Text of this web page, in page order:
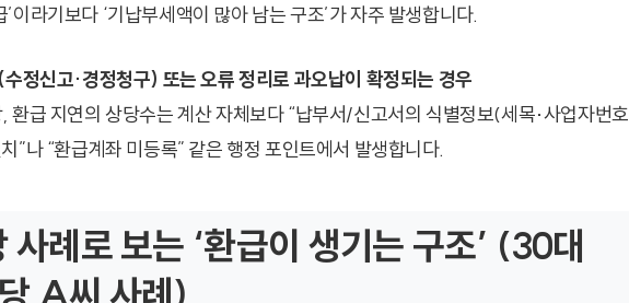
’이라기보다 ‘기납부세액이 많아 남는 구조’가 자주 발생합니다.
정신고·경정청구) 또는 오류 정리로 과오납이 확정되는 경우
환급 지연의 상당수는 계산 자체보다 “납부서/신고서의 식별정보(세목·사업자번호
”나 “환급계좌 미등록” 같은 행정 포인트에서 발생합니다.
사례로 보는 ‘환급이 생기는 구조’ (30대
A씨 사례)